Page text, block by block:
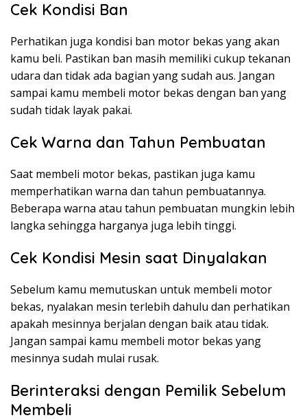
Cek Kondisi Ban
Perhatikan juga kondisi ban motor bekas yang akan
kamu beli. Pastikan ban masih memiliki cukup tekanan
udara dan tidak ada bagian yang sudah aus. Jangan
sampai kamu membeli motor bekas dengan ban yang
sudah tidak layak pakai.
Cek Warna dan Tahun Pembuatan
Saat membeli motor bekas, pastikan juga kamu
memperhatikan warna dan tahun pembuatannya.
Beberapa warna atau tahun pembuatan mungkin lebih
langka sehingga harganya juga lebih tinggi.
Cek Kondisi Mesin saat Dinyalakan
Sebelum kamu memutuskan untuk membeli motor
bekas, nyalakan mesin terlebih dahulu dan perhatikan
apakah mesinnya berjalan dengan baik atau tidak.
Jangan sampai kamu membeli motor bekas yang
mesinnya sudah mulai rusak.
Berinteraksi dengan Pemilik Sebelum
Membeli